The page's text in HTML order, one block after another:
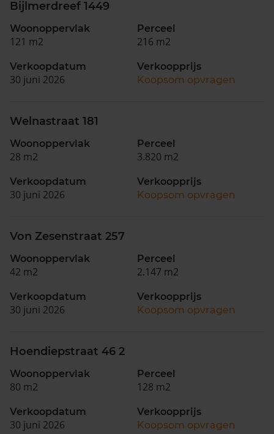
Bijlmerdreef 1449
Woonoppervlak
121 m2
Perceel
216 m2
Verkoopdatum
30 juni 2026
Verkoopprijs
Koopsom opvragen
Welnastraat 181
Woonoppervlak
28 m2
Perceel
3.820 m2
Verkoopdatum
30 juni 2026
Verkoopprijs
Koopsom opvragen
Von Zesenstraat 257
Woonoppervlak
42 m2
Perceel
2.147 m2
Verkoopdatum
30 juni 2026
Verkoopprijs
Koopsom opvragen
Hoendiepstraat 46 2
Woonoppervlak
80 m2
Perceel
128 m2
Verkoopdatum
30 juni 2026
Verkoopprijs
Koopsom opvragen